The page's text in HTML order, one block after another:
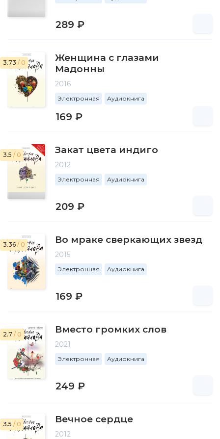
289 ₽
3.73 / 0
Женщина с глазами
Мадонны
2016
Электронная Аудиокнига
169 ₽
3.5 / 0 Закат цвета индиго
2012
Электронная Аудиокнига
209 ₽
3.36 / 0 Во мраке сверкающих звезд
2015
Электронная Аудиокнига
169 ₽
2.7 / 0 Вместо громких слов
2021
Электронная Аудиокнига
249 ₽
3.5 / 0 Вечное сердце
2012